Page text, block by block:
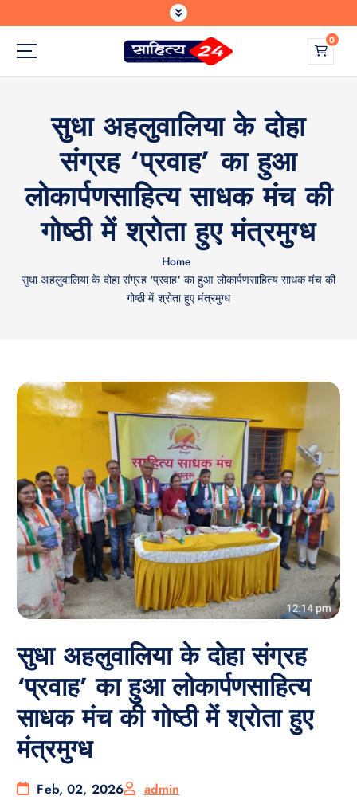
k
t
Where Every Writer Finds a Voice
0
सुधा अहलुवालिया के दोहा
संग्रह ‘प्रवाह’ का हुआ
लोकार्पणसाहित्य साधक मंच की
गोष्ठी में श्रोता हुए मंत्रमुग्ध
Home
सुधा अहलुवालिया के दोहा संग्रह ‘प्रवाह’ का हुआ लोकार्पणसाहित्य साधक मंच की
गोष्ठी में श्रोता हुए मंत्रमुग्ध
सुधा अहलुवालिया के दोहा संग्रह
‘प्रवाह’ का हुआ लोकार्पणसाहित्य
साधक मंच की गोष्ठी में श्रोता हुए
मंत्रमुग्ध
Feb, 02, 2026
admin